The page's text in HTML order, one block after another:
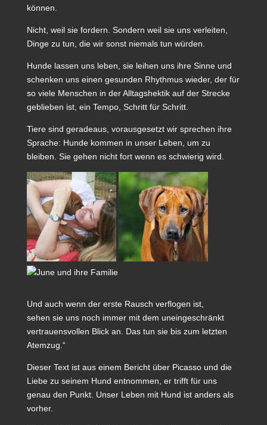
können.
Nicht, weil sie fordern. Sondern weil sie uns verleiten,
Dinge zu tun, die wir sonst niemals tun würden.
Hunde lassen uns leben, sie leihen uns ihre Sinne und
schenken uns einen gesunden Rhythmus wieder, der für
so viele Menschen in der Alltagshektik auf der Strecke
geblieben ist, ein Tempo, Schritt für Schritt.
Tiere sind geradeaus, vorausgesetzt wir sprechen ihre
Sprache: Hunde kommen in unser Leben, um zu
bleiben. Sie gehen nicht fort wenn es schwierig wird.
Und auch wenn der erste Rausch verflogen ist,
sehen sie uns noch immer mit dem uneingeschränkt
vertrauensvollen Blick an. Das tun sie bis zum letzten
Atemzug.“
Dieser Text ist aus einem Bericht über Picasso und die
Liebe zu seinem Hund entnommen, er trifft für uns
genau den Punkt. Unser Leben mit Hund ist anders als
vorher.